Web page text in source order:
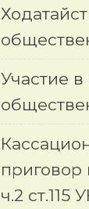
Участие
приговор
ч.2 ст.115